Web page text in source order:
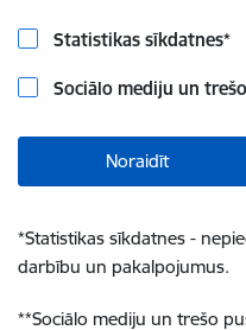
Statistikas sīkdatnes*
Sociālo mediju un
Noraidīt
*Statistikas sīkdatnes -
darbību un pakalpojumus.
**Sociālo mediju un trešo